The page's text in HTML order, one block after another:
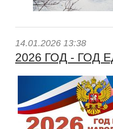
14.01.2026 13:38
2026 ГОД - ГОД